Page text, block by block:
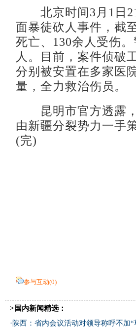
北京时间3月1日21
面暴徒砍人事件，截
死亡、130余人受伤
人。目前，案件侦破
分别被安置在多家医
量，全力救治伤员。
昆明市官方透露，
由新疆分裂势力一手
(完)
参与互动(0)
>国内新闻精选：
·陕西：省内会议活动对领导称呼不加“